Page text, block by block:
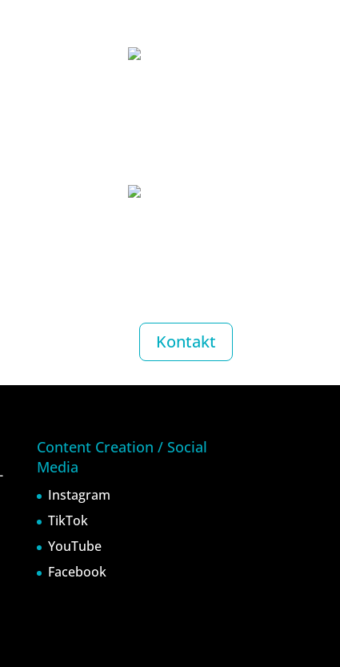
Kontakt
Content Creation / Social
Media
Instagram
TikTok
YouTube
Facebook